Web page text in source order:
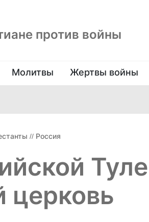
против войны
Молитвы Жертвы войны
// Россия
церковь